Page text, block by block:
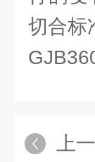
切合标
上